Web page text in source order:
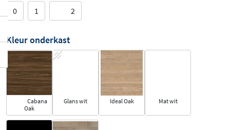
0 1 2
Kleur onderkast
Cabana
Oak
Glans wit Ideal Oak Mat wit